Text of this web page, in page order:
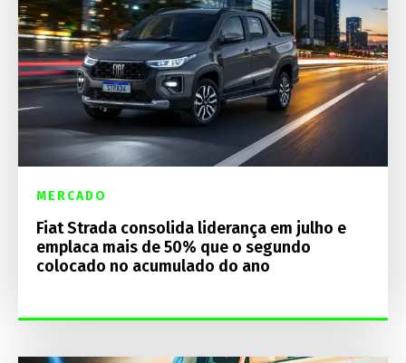
MERCADO
Fiat Strada consolida liderança em julho e
emplaca mais de 50% que o segundo
colocado no acumulado do ano